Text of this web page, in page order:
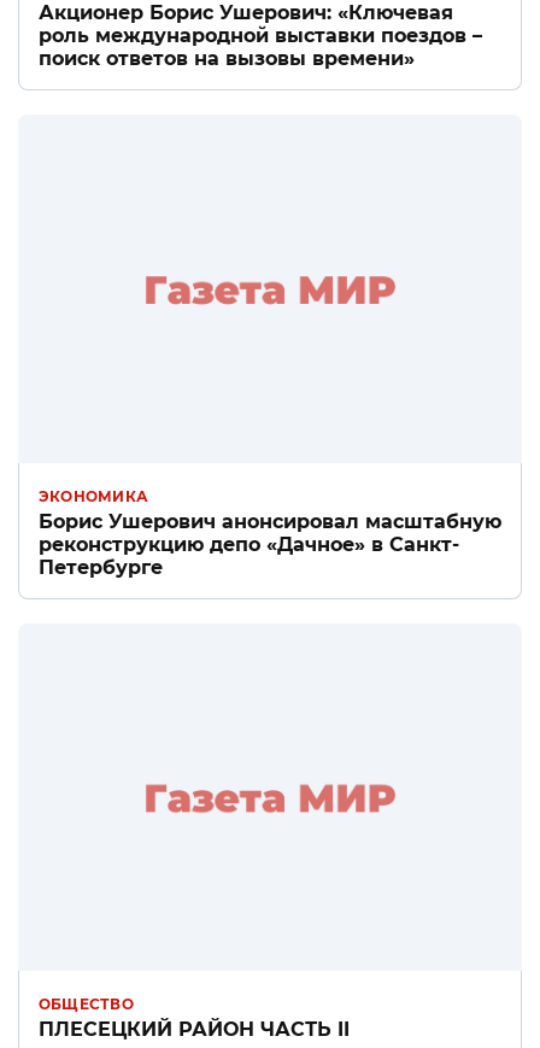
Акционер Борис Ушерович: «Ключевая
роль международной выставки поездов –
поиск ответов на вызовы времени»
ЭКОНОМИКА
Борис Ушерович анонсировал масштабную
реконструкцию депо «Дачное» в Санкт-
Петербурге
ОБЩЕСТВО
ПЛЕСЕЦКИЙ РАЙОН ЧАСТЬ II